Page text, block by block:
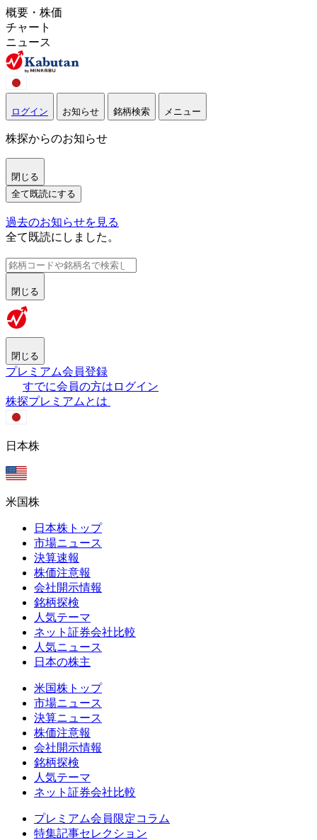
概要・株価
チャート
ニュース
ログイン お知らせ 銘柄検索 メニュー
株探からのお知らせ
閉じる
全て既読にする
過去のお知らせを見る
全て既読にしました。
閉じる
閉じる
プレミアム会員登録
すでに会員の方はログイン
株探プレミアムとは
日本株
米国株
日本株トップ
市場ニュース
決算速報
株価注意報
会社開示情報
銘柄探検
人気テーマ
ネット証券会社比較
人気ニュース
日本の株主
米国株トップ
市場ニュース
決算ニュース
株価注意報
会社開示情報
銘柄探検
人気テーマ
ネット証券会社比較
プレミアム会員限定コラム
特集記事セレクション